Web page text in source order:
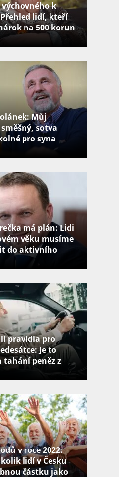
k
lidí, kteří
na 500 korun
Můj
sotva
pro syna
má plán: Lidi
věku musíme
do aktivního
pravidla pro
Je to
tahání peněz z
v roce 2022:
lidí v Česku
částku jako